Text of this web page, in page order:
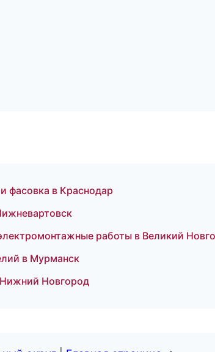
фасовка в Краснодар
работы в Великий
в Мурманск
Новгород